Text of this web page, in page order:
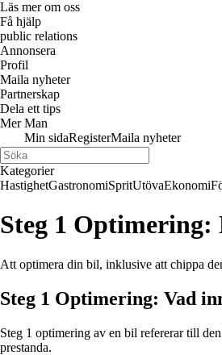
Läs mer om oss
Få hjälp
public relations
Annonsera
Profil
Maila nyheter
Partnerskap
Dela ett tips
Mer Man
Min sidaRegisterMaila nyheter
Kategorier
HastighetGastronomiSpritUtövaEkonomi
Steg 1 Optimering:
Att optimera din bil, inklusive att chippa
Steg 1 Optimering: Vad
Steg 1 optimering av en bil refererar till
prestanda.